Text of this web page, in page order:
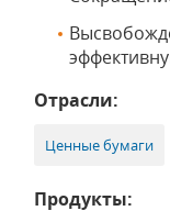
Отрасли:
Ценные бумаги
Продукты: